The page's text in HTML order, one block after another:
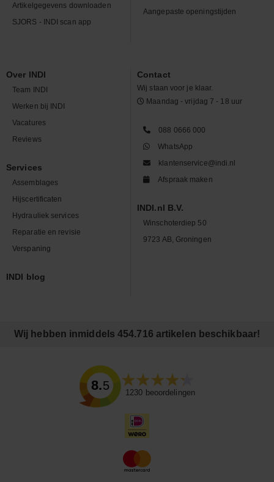
Artikelgegevens downloaden
SJORS - INDI scan app
Aangepaste openingstijden
Over INDI
Team INDI
Werken bij INDI
Vacatures
Reviews
Services
Assemblages
Hijscertificaten
Hydrauliek services
Reparatie en revisie
Verspaning
INDI blog
Contact
Wij staan voor je klaar.
Maandag - vrijdag 7 - 18 uur
088 0666 000
WhatsApp
klantenservice@indi.nl
Afspraak maken
INDI.nl B.V.
Winschoterdiep 50
9723 AB, Groningen
Wij hebben inmiddels 454.716 artikelen beschikbaar!
8.5
1230 beoordelingen